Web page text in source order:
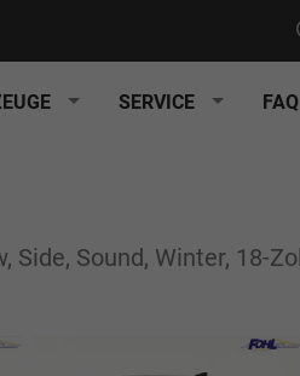
SERVICE FAQ
Sound, Winter, 18-Zoll